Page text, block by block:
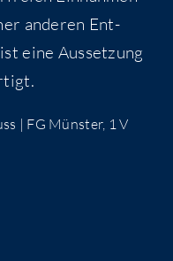
ande­ren Ent­
eine Aus­set­zung
| FG Müns­ter, 1 V